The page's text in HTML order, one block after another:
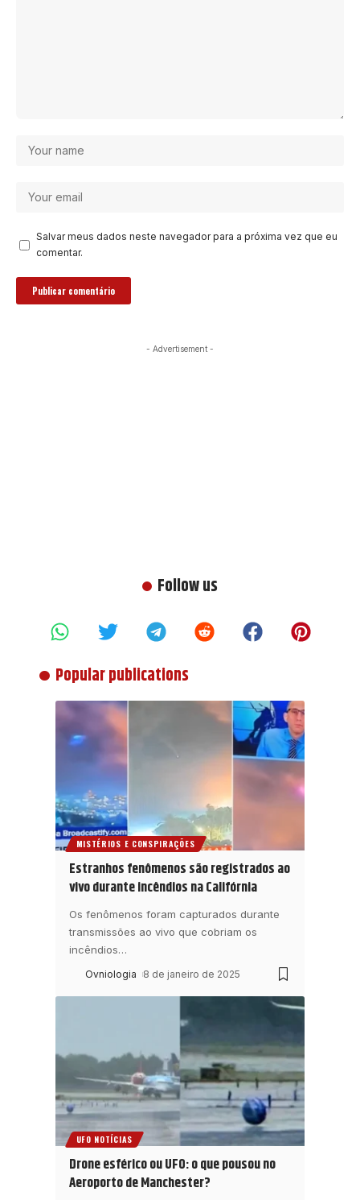
Salvar meus dados neste navegador para a próxima vez que eu
comentar.
- Advertisement -
Follow us
Popular publications
MISTÉRIOS E CONSPIRAÇÕES
Estranhos fenômenos são registrados ao
vivo durante incêndios na Califórnia
Os fenômenos foram capturados durante
transmissões ao vivo que cobriam os
incêndios…
Ovniologia 8 de janeiro de 2025
UFO NOTÍCIAS
Drone esférico ou UFO: o que pousou no
Aeroporto de Manchester?